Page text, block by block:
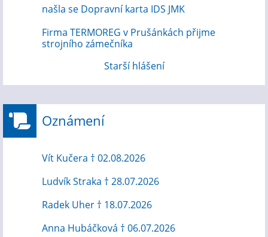
našla se Dopravní karta IDS JMK
Firma TERMOREG v Prušánkách přijme
strojního zámečníka
Starší hlášení
Oznámení
Vít Kučera † 02.08.2026
Ludvík Straka † 28.07.2026
Radek Uher † 18.07.2026
Anna Hubáčková † 06.07.2026